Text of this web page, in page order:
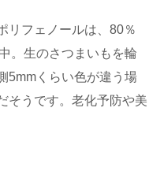
リフェノールは、80％
。生のさつまいもを輪
5mmくらい色が違う場
そうです。老化予防や美